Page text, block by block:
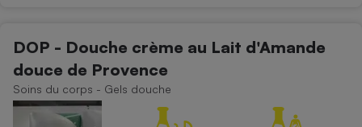
DOP - Douche crème au Lait d'Amande
douce de Provence
Soins du corps - Gels douche